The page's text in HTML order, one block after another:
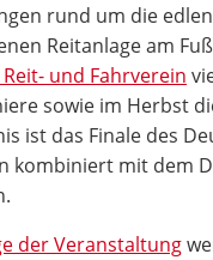
rund um die
Reitanlage am
und Fahrverein
sowie im Herbst
ist das Finale des
kombiniert mit dem
der Veranstaltung